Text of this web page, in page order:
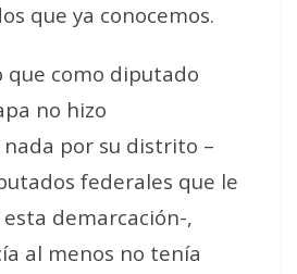
que ya conocemos.
que como diputado
no hizo
por su distrito –
federales que le
demarcación-,
al menos no tenía